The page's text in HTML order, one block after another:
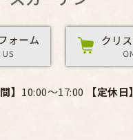
】 10:00～17:00 【定休日】